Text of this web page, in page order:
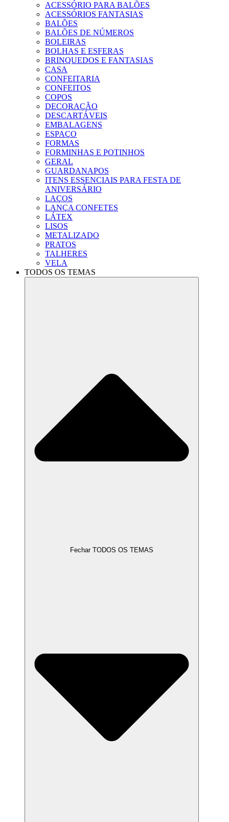
ACESSÓRIO PARA BALÕES
ACESSÓRIOS FANTASIAS
BALÕES
BALÕES DE NÚMEROS
BOLEIRAS
BOLHAS E ESFERAS
BRINQUEDOS E FANTASIAS
CASA
CONFEITARIA
CONFEITOS
COPOS
DECORAÇÃO
DESCARTÁVEIS
EMBALAGENS
ESPAÇO
FORMAS
FORMINHAS E POTINHOS
GERAL
GUARDANAPOS
ITENS ESSENCIAIS PARA FESTA DE
ANIVERSÁRIO
LAÇOS
LANÇA CONFETES
LÁTEX
LISOS
METALIZADO
PRATOS
TALHERES
VELA
TODOS OS TEMAS
Fechar TODOS OS TEMAS